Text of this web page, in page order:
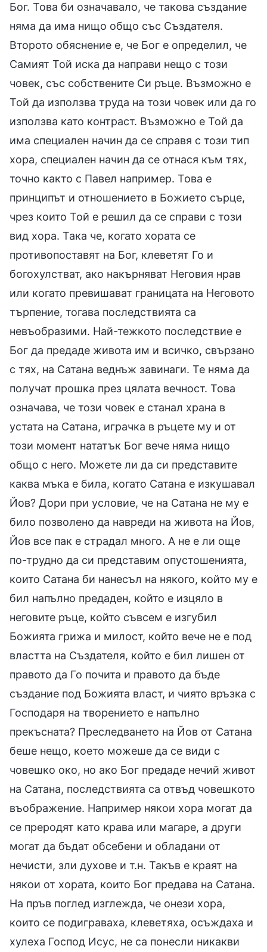
Бог. Това би означавало, че такова създание
няма да има нищо общо със Създателя.
Второто обяснение е, че Бог е определил, че
Самият Той иска да направи нещо с този
човек, със собствените Си ръце. Възможно е
Той да използва труда на този човек или да го
използва като контраст. Възможно е Той да
има специален начин да се справя с този тип
хора, специален начин да се отнася към тях,
точно както с Павел например. Това е
принципът и отношението в Божието сърце,
чрез които Той е решил да се справи с този
вид хора. Така че, когато хората се
противопоставят на Бог, клеветят Го и
богохулстват, ако накърняват Неговия нрав
или когато превишават границата на Неговото
търпение, тогава последствията са
невъобразими. Най-тежкото последствие е
Бог да предаде живота им и всичко, свързано
с тях, на Сатана веднъж завинаги. Те няма да
получат прошка през цялата вечност. Това
означава, че този човек е станал храна в
устата на Сатана, играчка в ръцете му и от
този момент нататък Бог вече няма нищо
общо с него. Можете ли да си представите
каква мъка е била, когато Сатана е изкушавал
Йов? Дори при условие, че на Сатана не му е
било позволено да навреди на живота на Йов,
Йов все пак е страдал много. А не е ли още
по-трудно да си представим опустошенията,
които Сатана би нанесъл на някого, който му е
бил напълно предаден, който е изцяло в
неговите ръце, който съвсем е изгубил
Божията грижа и милост, който вече не е под
властта на Създателя, който е бил лишен от
правото да Го почита и правото да бъде
създание под Божията власт, и чиято връзка с
Господаря на творението е напълно
прекъсната? Преследването на Йов от Сатана
беше нещо, което можеше да се види с
човешко око, но ако Бог предаде нечий живот
на Сатана, последствията са отвъд човешкото
въображение. Например някои хора могат да
се преродят като крава или магаре, а други
могат да бъдат обсебени и обладани от
нечисти, зли духове и т.н. Такъв е краят на
някои от хората, които Бог предава на Сатана.
На пръв поглед изглежда, че онези хора,
които се подиграваха, клеветяха, осъждаха и
хулеха Господ Исус, не са понесли никакви